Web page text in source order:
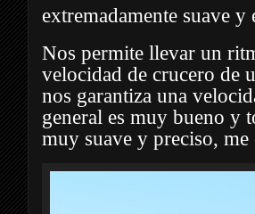
extremadamente suave
Nos permite llevar un
velocidad de crucero de
nos garantiza una
general es muy bueno y
muy suave y preciso, me